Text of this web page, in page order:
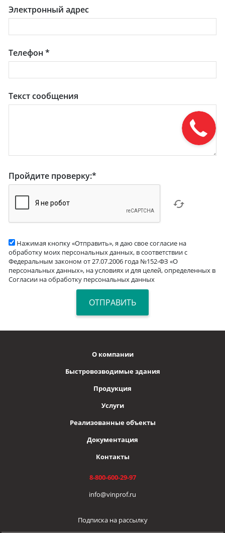
Электронный адрес
Телефон*
Текст сообщения
Пройдите проверку:*
Нажимая кнопку «Отправить», я даю свое согласие на
обработку моих персональных данных, в соответствии с
Федеральным законом от 27.07.2006 года №152-ФЗ «О
персональных данных», на условиях и для целей, определенных в
Согласии на обработку персональных данных
О компании
Быстровозводимые здания
Продукция
Услуги
Реализованные объекты
Документация
Контакты
8-800-600-29-97
info@vinprof.ru
Подписка на рассылку